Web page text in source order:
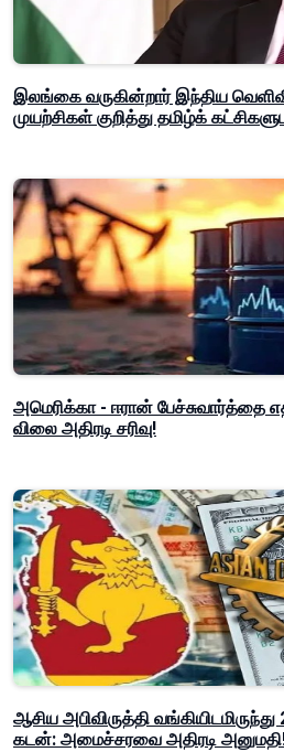
இலங்கை வருகின்றார் இந்திய
முயற்சிகள் குறித்து தமிழ்க்
அமெரிக்கா - ஈரான்
விலை அதிரடி சரிவு!
ஆசிய அபிவிருத்தி
கடன்: அமைச்சரவை அதிரடி